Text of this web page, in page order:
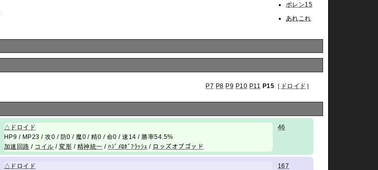
ポレン15
あれこれ
P7 P8 P9 P10 P11 P15 ［ ドロイド ］
△ ドロイド
HP9 / MP23 / 攻0 / 防0 / 魔0 / 精0 / 命0 / 速14 / 勝率54.5%
加速回路 / コイル /変形 / 精神統一 /ﾊｼﾞﾒﾛﾎﾞﾌﾗｯｼｭ / ロッズオブゴッド
46
△ ドロイド
167